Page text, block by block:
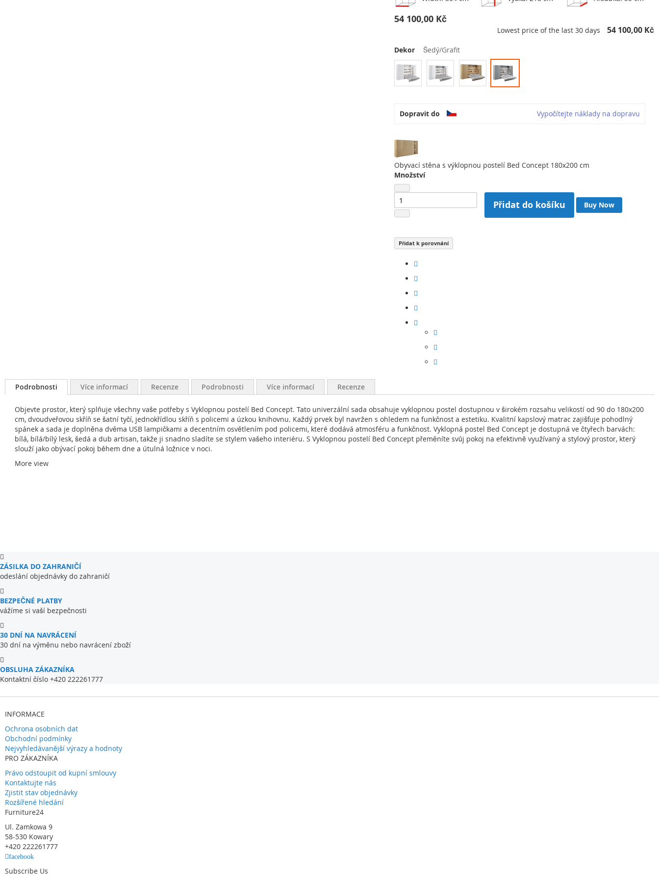
54 100,00 Kč
Lowest price of the last 30 days 54 100,00 Kč
Dekor Šedý/Grafit
Dopravit do Vypočítejte náklady na dopravu
Obyvací stěna s výklopnou postelí Bed Concept 180x200 cm
Množství
Přidat do košíku Buy Now
Přidat k porovnání
Podrobnosti Více informací Recenze Podrobnosti
Objevte prostor, který splňuje všechny vaše potřeby s Vyklopnou postelí Bed Concept. Tato univerzální sada obsahuje vyklopnou postel dostupnou v širokém rozsahu velikostí od 90 do 180x200
cm, dvoudveřovou skříň se šatní tyčí, jednokřídlou skříň s policemi a úzkou knihovnu. Každý prvek byl navržen s ohledem na funkčnost a estetiku. Kvalitní kapslový matrac zajišťuje pohodlný
spánek a sada je doplněna dvěma USB lampičkami a decentním osvětlením pod policemi, které dodává atmosféru a funkčnost. Vyklopná postel Bed Concept je dostupná ve čtyřech barvách:
bílá, bílá/bílý lesk, šedá a dub artisan, takže ji snadno sladíte se stylem vašeho interiéru. S Vyklopnou postelí Bed Concept přeměníte svůj pokoj na efektivně využívaný a stylový prostor, který
slouží jako obývací pokoj během dne a útulná ložnice v noci.
More view
Více informací Recenze
ZÁSILKA DO ZAHRANIČÍ
odeslání objednávky do zahraničí
BEZPEČNÉ PLATBY
vážíme si vaší bezpečnosti
30 DNÍ NA NAVRÁCENÍ
30 dní na výměnu nebo navrácení zboží
OBSLUHA ZÁKAZNÍKA
Kontaktní číslo +420 222261777
INFORMACE
Ochrona osobních dat
Obchodní podmínky
Nejvyhledávanější výrazy a hodnoty
PRO ZÁKAZNÍKA
Právo odstoupit od kupní smlouvy
Kontaktujte nás
Zjistit stav objednávky
Rozšířené hledání
Furniture24
Ul. Zamkowa 9
58-530 Kowary
+420 222261777
facebook
Subscribe Us